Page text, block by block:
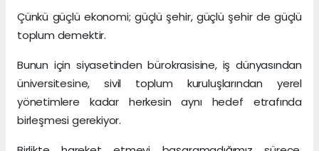
Çünkü güçlü ekonomi; güçlü şehir, güçlü şehir de güçlü
toplum demektir.
Bunun için siyasetinden bürokrasisine, iş dünyasından
üniversitesine, sivil toplum kuruluşlarından yerel
yönetimlere kadar herkesin aynı hedef etrafında
birleşmesi gerekiyor.